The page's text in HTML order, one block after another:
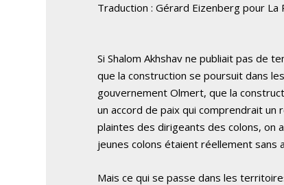
Traduction : Gérard Eizenberg pour La
Si Shalom Akhshav ne publiait pas de
que la construction se poursuit dans
gouvernement Olmert, que la
un accord de paix qui comprendrait
plaintes des dirigeants des colons, on
jeunes colons étaient réellement sans
Mais ce qui se passe dans les